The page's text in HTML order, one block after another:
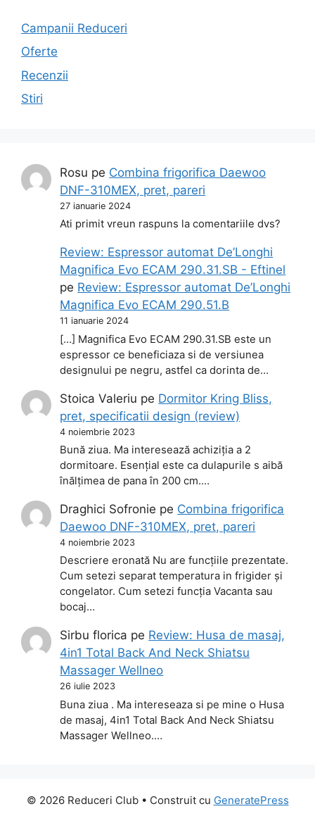
Campanii Reduceri
Oferte
Recenzii
Stiri
Rosu pe Combina frigorifica Daewoo
DNF-310MEX, pret, pareri
27 ianuarie 2024
Ati primit vreun raspuns la comentariile dvs?
Review: Espressor automat De’Longhi
Magnifica Evo ECAM 290.31.SB - Eftinel
pe Review: Espressor automat De’Longhi
Magnifica Evo ECAM 290.51.B
11 ianuarie 2024
[…] Magnifica Evo ECAM 290.31.SB este un
espressor ce beneficiaza si de versiunea
designului pe negru, astfel ca dorinta de…
Stoica Valeriu pe Dormitor Kring Bliss,
pret, specificatii design (review)
4 noiembrie 2023
Bună ziua. Ma interesează achiziția a 2
dormitoare. Esențial este ca dulapurile s aibă
înălțimea de pana în 200 cm.…
Draghici Sofronie pe Combina frigorifica
Daewoo DNF-310MEX, pret, pareri
4 noiembrie 2023
Descriere eronată Nu are funcțiile prezentate.
Cum setezi separat temperatura in frigider și
congelator. Cum setezi funcția Vacanta sau
bocaj…
Sirbu florica pe Review: Husa de masaj,
4in1 Total Back And Neck Shiatsu
Massager Wellneo
26 iulie 2023
Buna ziua . Ma intereseaza si pe mine o Husa
de masaj, 4in1 Total Back And Neck Shiatsu
Massager Wellneo.…
© 2026 Reduceri Club• Construit cu GeneratePress